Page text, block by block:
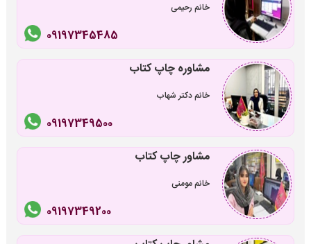
خانم رحیمی
09197345485
مشاوره چاپ کتاب
خانم دکتر شهاب
09197349500
مشاور چاپ کتاب
خانم مومنی
09197349200